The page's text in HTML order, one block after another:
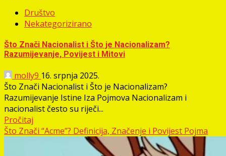
Društvo
Nekategorizirano
Što Znači Nacionalist i Što je Nacionalizam?
Razumijevanje, Povijest i Mitovi
molly9 16. srpnja 2025.
Što Znači Nacionalist i Što je Nacionalizam?
Razumijevanje Istine Iza Pojmova Nacionalizam i
nacionalist često su riječi...
Pročitaj
Što Znači “Acme”? Definicija, Značenje i Povijest Pojma